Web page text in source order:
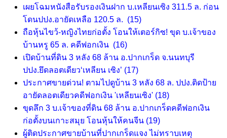
เผยโฉมหนังสือรับรองเงินฝาก บ.เหลียนเซิง 311.5 ล. ก่อน
โดนปปง.อายัดเหลือ 120.5 ล. (15)
ถือหุ้นไขว้-หญิงไทยก่อตั้ง โอนให้เตอร์กิซ! ขุด บ.เจ้าของ
บ้านหรู 65 ล. คดีฟอกเงิน (16)
เปิดบ้านที่ดิน 3 หลัง 68 ล้าน อ.ปากเกร็ด จ.นนทบุรี
ปปง.ยึดลอตเดียว‘เหลียน เซิง’ (17)
ประกาศขายด่วน! ตามไปดูบ้าน 3 หลัง 68 ล. ปปง.ติดป้าย
อายัดลอตเดียวคดีฟอกเงิน 'เหลียนเซิง' (18)
ขุดลึก 3 บ.เจ้าของที่ดิน 68 ล้าน อ.ปากเกร็ดคดีฟอกเงิน
ก่อตั้งบนเกาะสมุย โอนหุ้นให้คนจีน (19)
ผู้ติดประกาศขายบ้านที่ปากเกร็ดแจง ไม่ทราบเหตุ